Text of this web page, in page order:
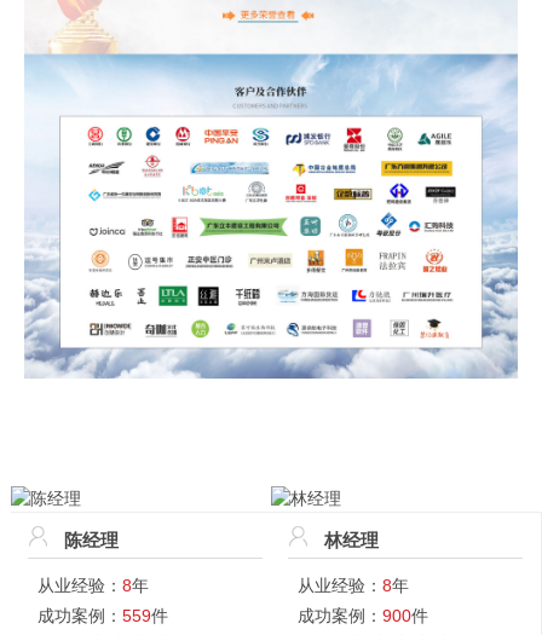
陈经理
从业经验： 8年
成功案例： 559件
林经理
从业经验： 8年
成功案例： 900件